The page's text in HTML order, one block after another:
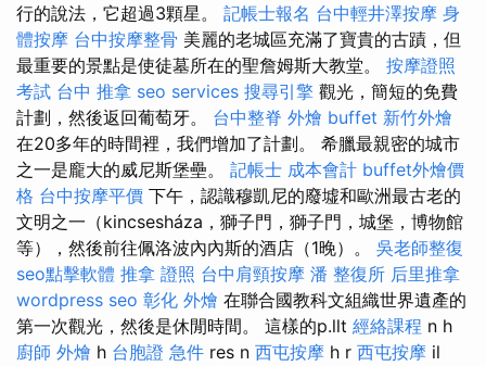
行的說法，它超過3顆星。 記帳士報名 台中輕井澤按摩 身
體按摩 台中按摩整骨 美麗的老城區充滿了寶貴的古蹟，但
最重要的景點是使徒墓所在的聖詹姆斯大教堂。 按摩證照
考試 台中 推拿 seo services 搜尋引擎 觀光，簡短的免費
計劃，然後返回葡萄牙。 台中整脊 外燴 buffet 新竹外燴
在20多年的時間裡，我們增加了計劃。 希臘最親密的城市
之一是龐大的威尼斯堡壘。 記帳士 成本會計 buffet外燴價
格 台中按摩平價 下午，認識穆凱尼的廢墟和歐洲最古老的
文明之一（kincsesháza，獅子門，獅子門，城堡，博物館
等），然後前往佩洛波內內斯的酒店（1晚）。 吳老師整復
seo點擊軟體 推拿 證照 台中肩頸按摩 潘 整復所 后里推拿
wordpress seo 彰化 外燴 在聯合國教科文組織世界遺產的
第一次觀光，然後是休閒時間。 這樣的p.llt 經絡課程 n h
廚師 外燴 h 台胞證 急件 res n 西屯按摩 h r 西屯按摩 il